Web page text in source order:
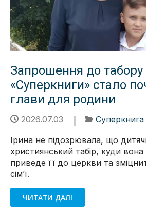
Запрошення до табору
«Суперкниги» стало
глави для родини
2026.07.03
Суперкнига
Ірина не підозрювала, що
християнський табір, куди
приведе її до церкви та
сімʼї.
ЧИТАТИ ДАЛІ